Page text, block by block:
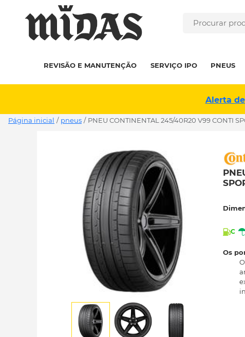
REVISÃO E MANUTENÇÃO SERVIÇO IPO PNEUS
Alerta
Página inicial / pneus / PNEU CONTINENTAL 245/40R20 V99 CONTI
C
Os